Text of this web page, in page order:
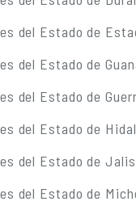
del Estado de
del Estado de
del Estado de
del Estado de
del Estado de
del Estado de